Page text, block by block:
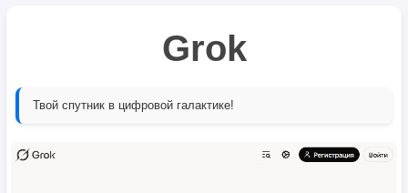
Grok
Твой спутник в цифровой галактике!